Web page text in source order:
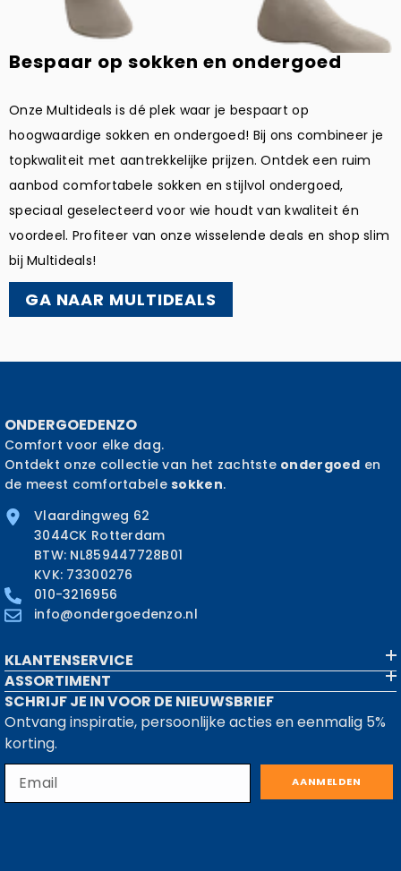
Bespaar op sokken en ondergoed
Onze Multideals is dé plek waar je bespaart op
hoogwaardige sokken en ondergoed! Bij ons combineer je
topkwaliteit met aantrekkelijke prijzen. Ontdek een ruim
aanbod comfortabele sokken en stijlvol ondergoed,
speciaal geselecteerd voor wie houdt van kwaliteit én
voordeel. Profiteer van onze wisselende deals en shop slim
bij Multideals!
GA NAAR MULTIDEALS
ONDERGOEDENZO
Comfort voor elke dag.
Ontdekt onze collectie van het zachtste ondergoed en
de meest comfortabelesokken.
Vlaardingweg 62
3044CK Rotterdam
BTW: NL859447728B01
KVK: 73300276
010-3216956
info@ondergoedenzo.nl
KLANTENSERVICE
ASSORTIMENT
SCHRIJF JE IN VOOR DE NIEUWSBRIEF
Ontvang inspiratie, persoonlijke acties en eenmalig 5%
korting.
AANMELDEN